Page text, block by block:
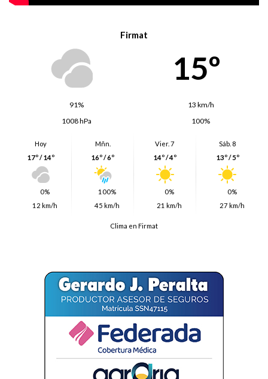
Firmat
15º
91%
13 km/h
1008 hPa
100%
Hoy
17º / 14º
0%
12 km/h
Mñn.
16º / 6º
100%
45 km/h
Vier. 7
14º / 4º
0%
21 km/h
Sáb. 8
13º / 5º
0%
27 km/h
Clima en Firmat